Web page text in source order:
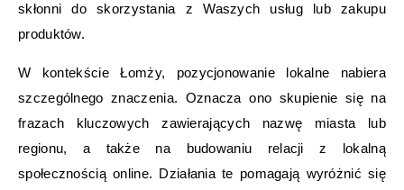
skłonni do skorzystania z Waszych usług lub zakupu
produktów.
W kontekście Łomży, pozycjonowanie lokalne nabiera
szczególnego znaczenia. Oznacza ono skupienie się na
frazach kluczowych zawierających nazwę miasta lub
regionu, a także na budowaniu relacji z lokalną
społecznością online. Działania te pomagają wyróżnić się